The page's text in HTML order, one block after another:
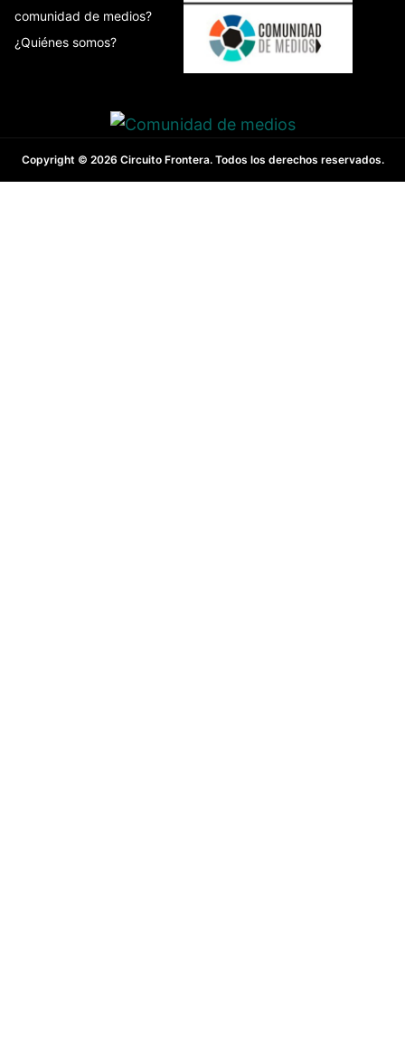
comunidad de medios?
¿Quiénes somos?
Copyright © 2026 Circuito Frontera. Todos los derechos reservados.